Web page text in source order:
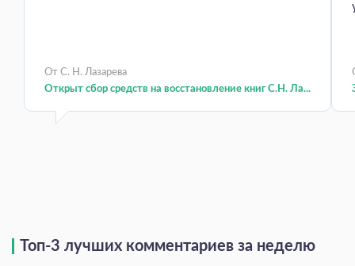
От С. Н. Лазарева
Открыт сбор средств на восстановление книг С.Н. Ла...
Топ-3 лучших комментариев за неделю